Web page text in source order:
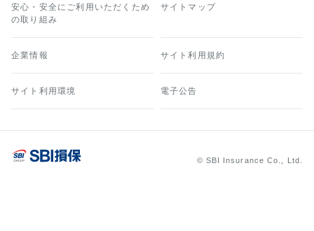
安心・安全にご利用いただくため
の取り組み
サイトマップ
企業情報 サイト利用規約
サイト利用環境 電子公告
© SBI Insurance Co., Ltd.